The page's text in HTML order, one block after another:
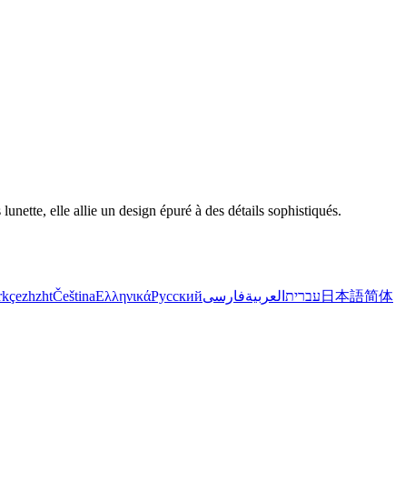
elle allie un design épuré à des détails sophistiqués.
zhzhtČeštinaΕλληνικάРусский עברית العربيةفارسی 日本語简体